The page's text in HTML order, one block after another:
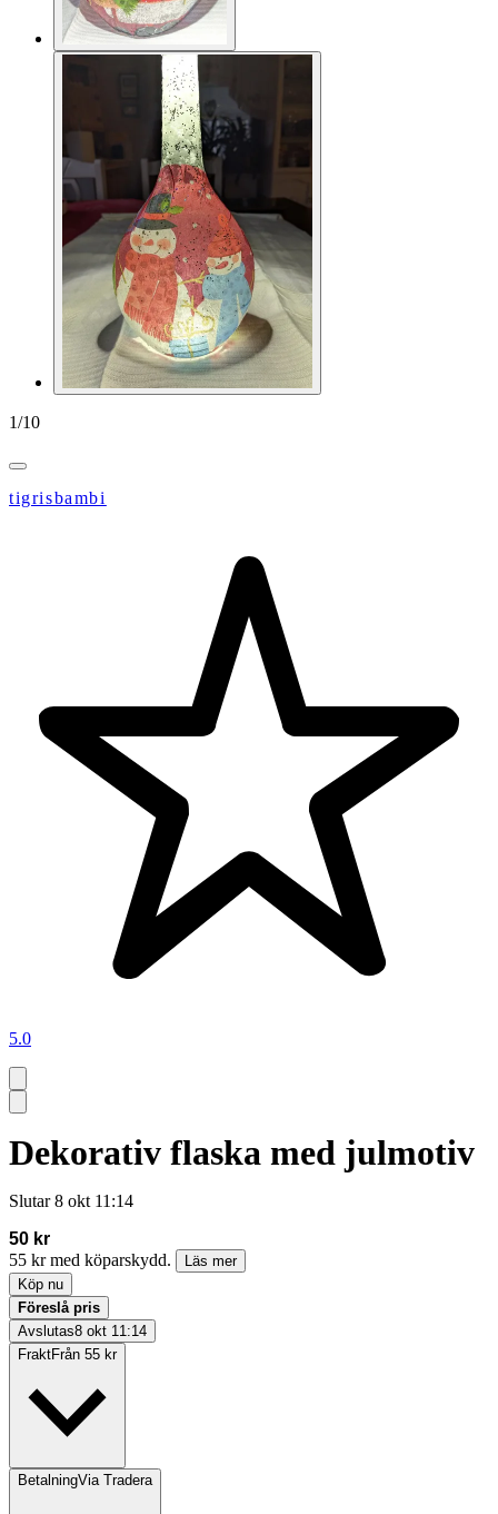
1/10
tigrisbambi
5.0
Dekorativ flaska med julmotiv
Slutar 8 okt 11:14
50 kr
55 kr med köparskydd.
Läs mer
Köp nu
Föreslå pris
Avslutas8 okt 11:14
FraktFrån 55 kr
BetalningVia Tradera